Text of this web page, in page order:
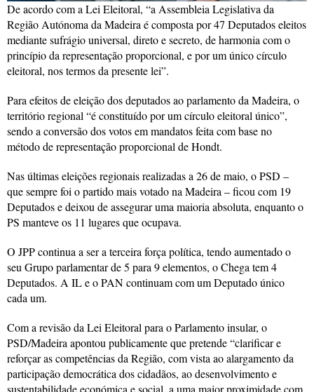
De acordo com a Lei Eleitoral, “a Assembleia Legislativa da
Região Autónoma da Madeira é composta por 47 Deputados eleitos
mediante sufrágio universal, direto e secreto, de harmonia com o
princípio da representação proporcional, e por um único círculo
eleitoral, nos termos da presente lei”.
Para efeitos de eleição dos deputados ao parlamento da Madeira, o
território regional “é constituído por um círculo eleitoral único”,
sendo a conversão dos votos em mandatos feita com base no
método de representação proporcional de Hondt.
Nas últimas eleições regionais realizadas a 26 de maio, o PSD –
que sempre foi o partido mais votado na Madeira – ficou com 19
Deputados e deixou de assegurar uma maioria absoluta, enquanto o
PS manteve os 11 lugares que ocupava.
O JPP continua a ser a terceira força política, tendo aumentado o
seu Grupo parlamentar de 5 para 9 elementos, o Chega tem 4
Deputados. A IL e o PAN continuam com um Deputado único
cada um.
Com a revisão da Lei Eleitoral para o Parlamento insular, o
PSD/Madeira apontou publicamente que pretende “clarificar e
reforçar as competências da Região, com vista ao alargamento da
participação democrática dos cidadãos, ao desenvolvimento e
sustentabilidade económica e social, a uma maior proximidade com